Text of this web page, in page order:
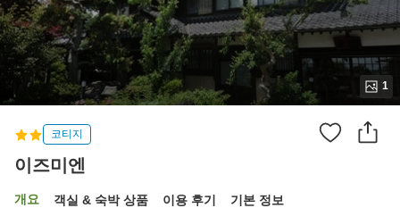
1
코티지
이즈미엔
개요 객실 & 숙박 상품 이용 후기 기본 정보